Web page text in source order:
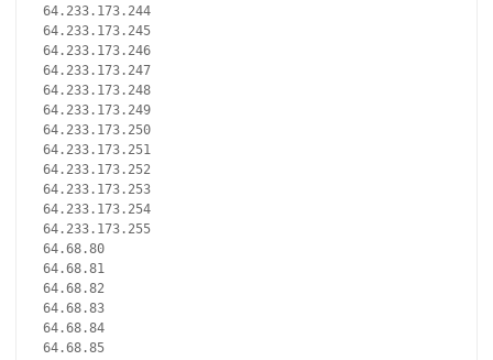
64.233.173.244
64.233.173.245
64.233.173.246
64.233.173.247
64.233.173.248
64.233.173.249
64.233.173.250
64.233.173.251
64.233.173.252
64.233.173.253
64.233.173.254
64.233.173.255
64.68.80
64.68.81
64.68.82
64.68.83
64.68.84
64.68.85